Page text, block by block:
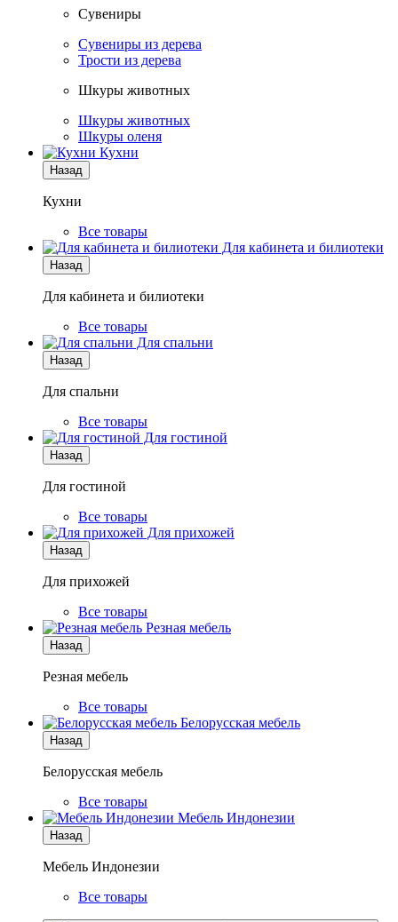
Сувениры
Сувениры из дерева
Трости из дерева
Шкуры животных
Шкуры животных
Шкуры оленя
Кухни
Назад
Кухни
Все товары
Для кабинета и билиотеки
Назад
Для кабинета и билиотеки
Все товары
Для спальни
Назад
Для спальни
Все товары
Для гостиной
Назад
Для гостиной
Все товары
Для прихожей
Назад
Для прихожей
Все товары
Резная мебель
Назад
Резная мебель
Все товары
Белорусская мебель
Назад
Белорусская мебель
Все товары
Мебель Индонезии
Назад
Мебель Индонезии
Все товары